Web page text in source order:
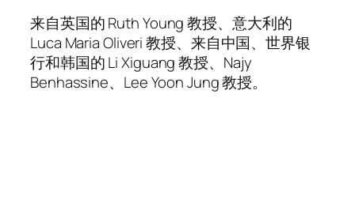
来自英国的 Ruth Young 教授、意大利的
Luca Maria Oliveri 教授、来自中国、世界银
行和韩国的 Li Xiguang 教授、Najy
Benhassine、Lee Yoon Jung 教授。